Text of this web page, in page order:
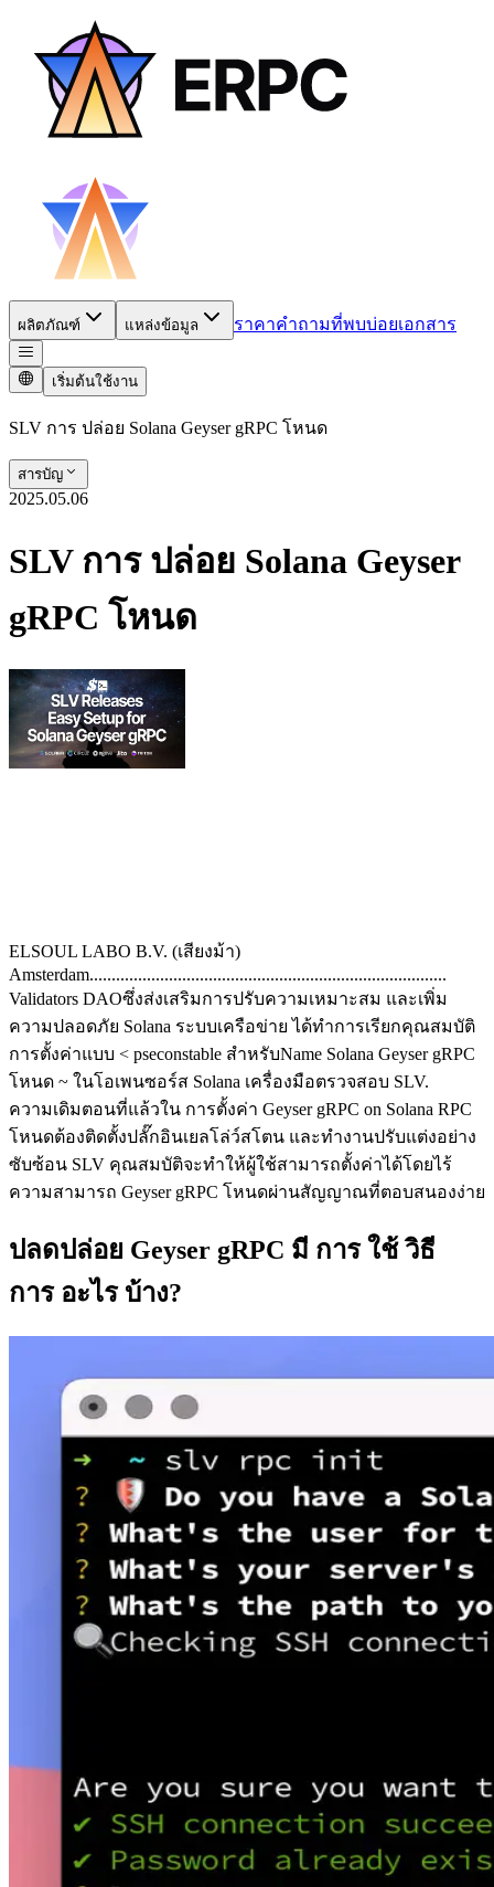
ผลิตภัณฑ์ แหล่งข้อมูล ราคาคำถามที่พบบ่อยเอกสาร
เริ่มต้นใช้งาน
SLV การ ปล่อย Solana Geyser gRPC โหนด
สารบัญ
2025.05.06
SLV การ ปล่อย Solana Geyser
gRPC โหนด
ELSOUL LABO B.V. (เสียงม้า)
Amsterdam.................................................................................
Validators DAOซึ่งส่งเสริมการปรับความเหมาะสม และเพิ่ม
ความปลอดภัย Solana ระบบเครือข่าย ได้ทําการเรียกคุณสมบัติ
การตั้งค่าแบบ < pseconstable สําหรับName Solana Geyser gRPC
โหนด ~ ในโอเพนซอร์ส Solana เครื่องมือตรวจสอบ SLV.
ความเดิมตอนที่แล้วใน การตั้งค่า Geyser gRPC on Solana RPC
โหนดต้องติดตั้งปลั๊กอินเยลโล่ว์สโตน และทํางานปรับแต่งอย่าง
ซับซ้อน SLV คุณสมบัติจะทําให้ผู้ใช้สามารถตั้งค่าได้โดยไร้
ความสามารถ Geyser gRPC โหนดผ่านสัญญาณที่ตอบสนองง่าย
ปลดปล่อย Geyser gRPC มี การ ใช้ วิธี
การ อะไร บ้าง?